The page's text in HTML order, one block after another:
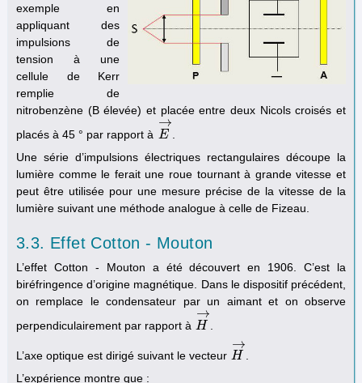
exemple en
appliquant des
impulsions de
tension à une
cellule de Kerr
remplie de
nitrobenzène (B élevée) et placée entre deux Nicols croisés et
placés à 45 ° par rapport à E
→
E→
Une série d’impulsions électriques rectangulaires découpe la
lumière comme le ferait une roue tournant à grande vitesse et
peut être utilisée pour une mesure précise de la vitesse de la
lumière suivant une méthode analogue à celle de Fizeau.
3.3. Effet Cotton - Mouton
L’effet Cotton - Mouton a été découvert en 1906. C’est la
biréfringence d’origine magnétique. Dans le dispositif précédent,
on remplace le condensateur par un aimant et on observe
perpendiculairement par rapport à H
→
H→
L’axe optique est dirigé suivant le vecteur H
→
H→
L’expérience montre que :